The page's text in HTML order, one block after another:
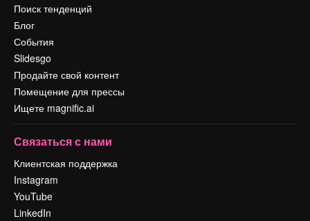
Поиск тенденций
Блог
События
Slidesgo
Продайте свой контент
Помещение для прессы
Ищете magnific.ai
Связаться с нами
Клиентская поддержка
Instagram
YouTube
LinkedIn